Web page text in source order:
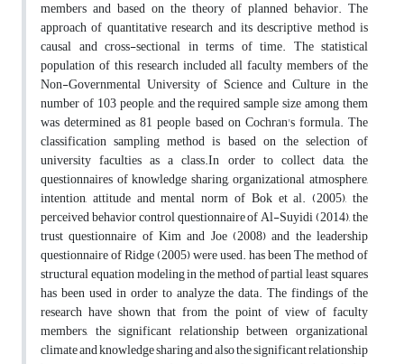
members and based on the theory of planned behavior. The
approach of quantitative research and its descriptive method is
causal and cross-sectional in terms of time. The statistical
population of this research included all faculty members of the
Non-Governmental University of Science and Culture in the
number of 103 people, and the required sample size among them
was determined as 81 people based on Cochran's formula. The
classification sampling method is based on the selection of
university faculties as a class.In order to collect data, the
questionnaires of knowledge sharing, organizational atmosphere,
intention, attitude and mental norm of Bok et al. (2005), the
perceived behavior control questionnaire of Al-Suyidi (2014), the
trust questionnaire of Kim and Joe (2008) and the leadership
questionnaire of Ridge (2005) were used. has been The method of
structural equation modeling in the method of partial least squares
has been used in order to analyze the data. The findings of the
research have shown that from the point of view of faculty
members, the significant relationship between organizational
climate and knowledge sharing and also the significant relationship